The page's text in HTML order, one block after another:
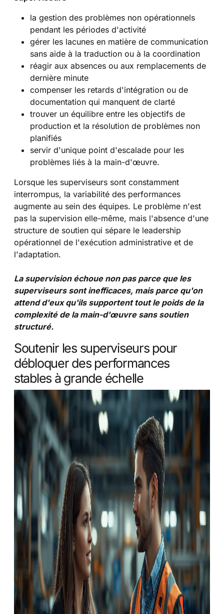
la gestion des problèmes non opérationnels
pendant les périodes d'activité
gérer les lacunes en matière de communication
sans aide à la traduction ou à la coordination
réagir aux absences ou aux remplacements de
dernière minute
compenser les retards d'intégration ou de
documentation qui manquent de clarté
trouver un équilibre entre les objectifs de
production et la résolution de problèmes non
planifiés
servir d'unique point d'escalade pour les
problèmes liés à la main-d'œuvre.
Lorsque les superviseurs sont constamment
interrompus, la variabilité des performances
augmente au sein des équipes. Le problème n'est
pas la supervision elle-même, mais l'absence d'une
structure de soutien qui sépare le leadership
opérationnel de l'exécution administrative et de
l'adaptation.
La supervision échoue non pas parce que les
superviseurs sont inefficaces, mais parce qu'on
attend d'eux qu'ils supportent tout le poids de la
complexité de la main-d'œuvre sans soutien
structuré.
Soutenir les superviseurs pour
débloquer des performances
stables à grande échelle